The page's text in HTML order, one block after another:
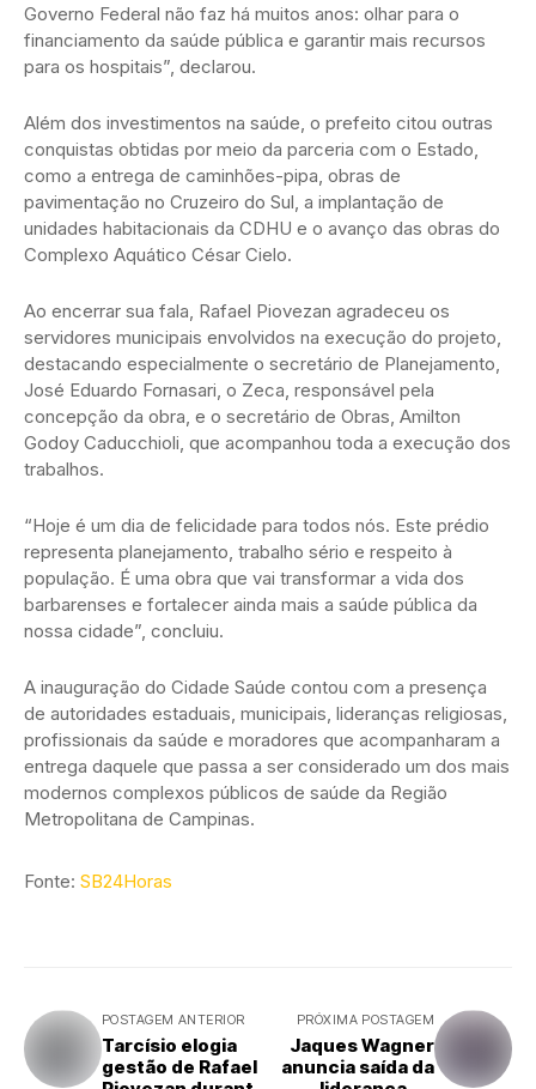
Governo Federal não faz há muitos anos: olhar para o
financiamento da saúde pública e garantir mais recursos
para os hospitais”, declarou.
Além dos investimentos na saúde, o prefeito citou outras
conquistas obtidas por meio da parceria com o Estado,
como a entrega de caminhões-pipa, obras de
pavimentação no Cruzeiro do Sul, a implantação de
unidades habitacionais da CDHU e o avanço das obras do
Complexo Aquático César Cielo.
Ao encerrar sua fala, Rafael Piovezan agradeceu os
servidores municipais envolvidos na execução do projeto,
destacando especialmente o secretário de Planejamento,
José Eduardo Fornasari, o Zeca, responsável pela
concepção da obra, e o secretário de Obras, Amilton
Godoy Caducchioli, que acompanhou toda a execução dos
trabalhos.
“Hoje é um dia de felicidade para todos nós. Este prédio
representa planejamento, trabalho sério e respeito à
população. É uma obra que vai transformar a vida dos
barbarenses e fortalecer ainda mais a saúde pública da
nossa cidade”, concluiu.
A inauguração do Cidade Saúde contou com a presença
de autoridades estaduais, municipais, lideranças religiosas,
profissionais da saúde e moradores que acompanharam a
entrega daquele que passa a ser considerado um dos mais
modernos complexos públicos de saúde da Região
Metropolitana de Campinas.
Fonte: SB24Horas
POSTAGEM ANTERIOR
Tarcísio elogia
gestão de Rafael
PRÓXIMA POSTAGEM
Jaques Wagner
anuncia saída da